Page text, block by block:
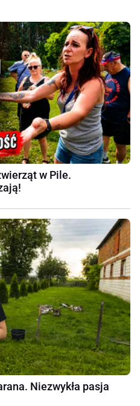
w Pile.
Niezwykła pasja